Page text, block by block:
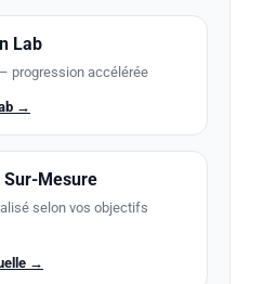
Lab
progression accélérée
→
Sur-Mesure
selon vos objectifs
→